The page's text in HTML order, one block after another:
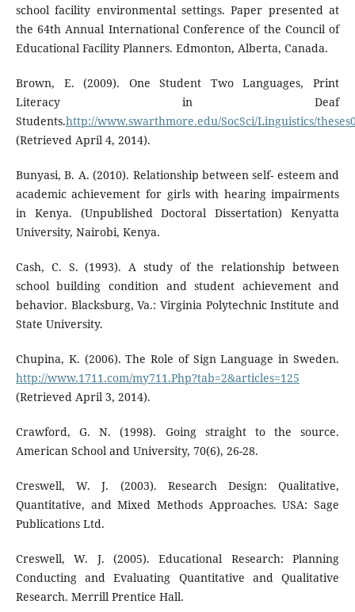
school facility environmental settings. Paper presented at
the 64th Annual International Conference of the Council of
Educational Facility Planners. Edmonton, Alberta, Canada.
Brown, E. (2009). One Student Two Languages, Print
Literacy in Deaf
Students.http://www.swarthmore.edu/SocSci/Linguistics/
(Retrieved April 4, 2014).
Bunyasi, B. A. (2010). Relationship between self- esteem and
academic achievement for girls with hearing impairments
in Kenya. (Unpublished Doctoral Dissertation) Kenyatta
University, Nairobi, Kenya.
Cash, C. S. (1993). A study of the relationship between
school building condition and student achievement and
behavior. Blacksburg, Va.: Virginia Polytechnic Institute and
State University.
Chupina, K. (2006). The Role of Sign Language in Sweden.
http://www.1711.com/my711.Php?tab=2&articles=125
(Retrieved April 3, 2014).
Crawford, G. N. (1998). Going straight to the source.
American School and University, 70(6), 26-28.
Creswell, W. J. (2003). Research Design: Qualitative,
Quantitative, and Mixed Methods Approaches. USA: Sage
Publications Ltd.
Creswell, W. J. (2005). Educational Research: Planning
Conducting and Evaluating Quantitative and Qualitative
Research. Merrill Prentice Hall.